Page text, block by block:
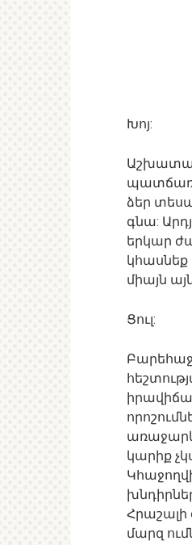
Խոյ:
ձեր
գնա:
երկար
կհասնեք
միայն
Ցուլ:
կարիք
Հրաշալի
մարզ